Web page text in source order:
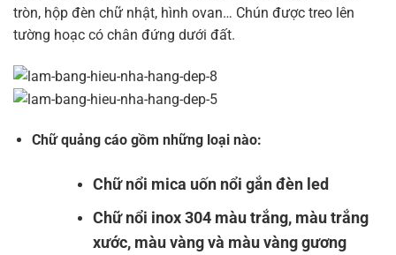
tròn, hộp đèn chữ nhật, hình ovan… Chún được treo lên
tường hoạc có chân đứng dưới đất.
Chữ quảng cáo gồm những loại nào:
Chữ nổi mica uốn nổi gắn đèn led
Chữ nổi inox 304 màu trắng, màu trắng
xước, màu vàng và màu vàng gương